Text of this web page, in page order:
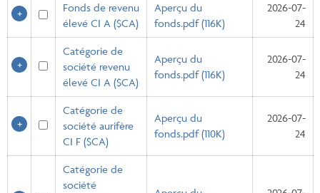
Fonds de revenu
élevé CI A ($CA)
Aperçu du
fonds.pdf (116K)
2026-07-
24
Catégorie de
société revenu
élevé CI A ($CA)
Aperçu du
fonds.pdf (116K)
2026-07-
24
Catégorie de
société aurifère
CI F ($CA)
Aperçu du
fonds.pdf (110K)
2026-07-
24
Catégorie de
société